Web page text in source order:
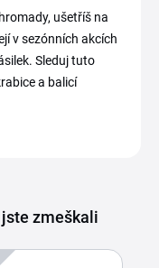
ušetříš na
v sezónních akcích
Sleduj tuto
a balicí
jste zmeškali